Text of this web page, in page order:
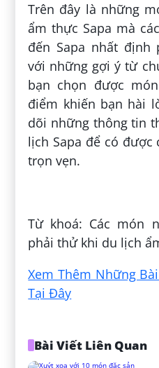
Trên đây là những
ẩm thực Sapa mà
đến Sapa nhất định
với những gợi ý từ
bạn chọn được
điểm khiến bạn hài
dõi những thông tin
lịch Sapa để có được
trọn vẹn.
Từ khoá: Các món
phải thử khi du lịch
Xem Thêm Những
Tại Đây
Bài Viết Liên Quan